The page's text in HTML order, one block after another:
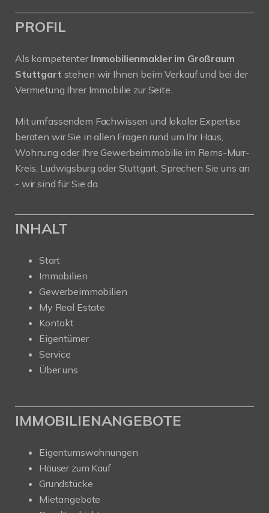
PROFIL
Als kompetenter Immobilienmakler im Großraum
Stuttgart stehen wir Ihnen beim Verkauf und bei der
Vermietung Ihrer Immobilie zur Seite.
Mit umfassendem Fachwissen und lokaler Expertise
beraten wir Sie in allen Fragen rund um Ihr Haus,
Wohnung oder Ihre Gewerbeimmobilie im Rems-Murr-
Kreis, Ludwigsburg oder Stuttgart. Sprechen Sie uns an
- wir sind für Sie da.
INHALT
Start
Immobilien
Gewerbeimmobilien
My Real Estate
Kontakt
Eigentümer
Service
Über uns
IMMOBILIENANGEBOTE
Eigentumswohnungen
Häuser zum Kauf
Grundstücke
Mietangebote